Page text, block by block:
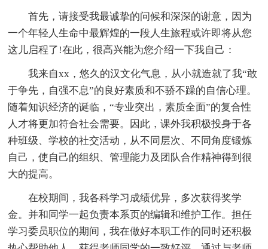
首先，请接受我最诚挚的问候和深深的谢意，因为
一个年轻人生命中最辉煌的一段人生旅程或许即将从您
这儿启程了!在此，很高兴能为您介绍一下我自己：
我来自xx，悠久的汉文化气息，从小就造就了我“敢
于争先，自强不息”的良好素质和不骄不躁的自信心理。
随着知识经济的诞临，“专业突出，素质全面”的复合性
人才将更加符合社会需要。因此，课外我积极投身于各
种班级、学校的社交活动，从不同层次、不同角度锻炼
自己，使自己的组织、管理能力及团队合作精神得到很
大的提高。
在校期间，我各科学习成绩优异，多次获得奖学
金。并和同学一起负责本系页的编辑和维护工作。担任
学习委员职位的期间，我在做好本职工作的同时还积极